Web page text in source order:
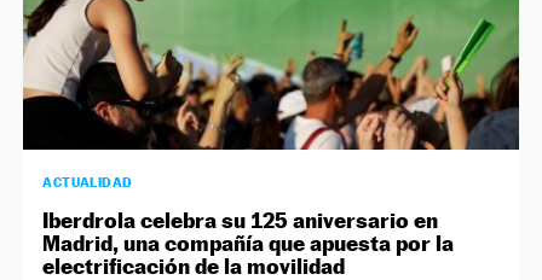
ACTUALIDAD
Iberdrola celebra su 125 aniversario en
Madrid, una compañía que apuesta por la
electrificación de la movilidad